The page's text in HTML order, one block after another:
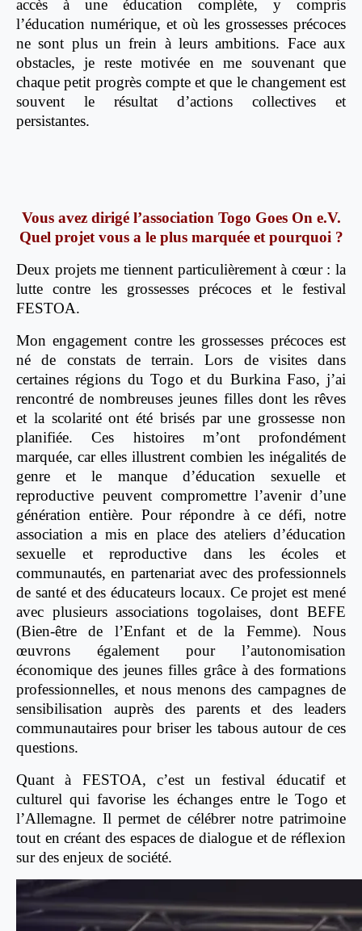
accès à une éducation complète, y compris
l’éducation numérique, et où les grossesses précoces
ne sont plus un frein à leurs ambitions. Face aux
obstacles, je reste motivée en me souvenant que
chaque petit progrès compte et que le changement est
souvent le résultat d’actions collectives et
persistantes.
Vous avez dirigé l’association Togo Goes On e.V.
Quel projet vous a le plus marquée et pourquoi ?
Deux projets me tiennent particulièrement à cœur : la
lutte contre les grossesses précoces et le festival
FESTOA.
Mon engagement contre les grossesses précoces est
né de constats de terrain. Lors de visites dans
certaines régions du Togo et du Burkina Faso, j’ai
rencontré de nombreuses jeunes filles dont les rêves
et la scolarité ont été brisés par une grossesse non
planifiée. Ces histoires m’ont profondément
marquée, car elles illustrent combien les inégalités de
genre et le manque d’éducation sexuelle et
reproductive peuvent compromettre l’avenir d’une
génération entière. Pour répondre à ce défi, notre
association a mis en place des ateliers d’éducation
sexuelle et reproductive dans les écoles et
communautés, en partenariat avec des professionnels
de santé et des éducateurs locaux. Ce projet est mené
avec plusieurs associations togolaises, dont BEFE
(Bien-être de l’Enfant et de la Femme). Nous
œuvrons également pour l’autonomisation
économique des jeunes filles grâce à des formations
professionnelles, et nous menons des campagnes de
sensibilisation auprès des parents et des leaders
communautaires pour briser les tabous autour de ces
questions.
Quant à FESTOA, c’est un festival éducatif et
culturel qui favorise les échanges entre le Togo et
l’Allemagne. Il permet de célébrer notre patrimoine
tout en créant des espaces de dialogue et de réflexion
sur des enjeux de société.